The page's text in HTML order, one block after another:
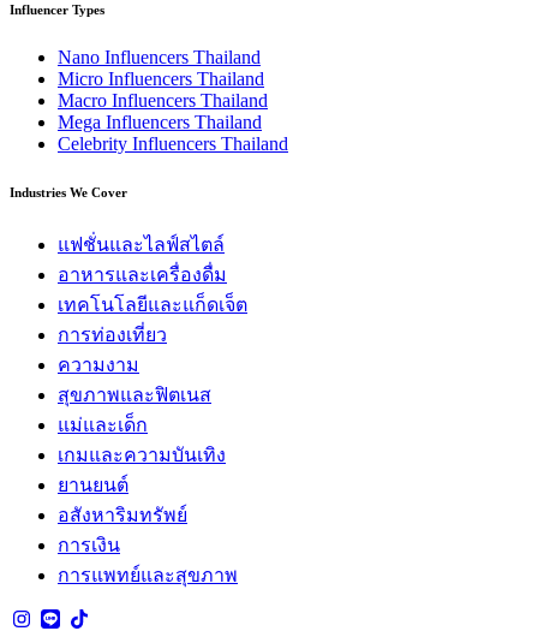
Influencer Types
Nano Influencers Thailand
Micro Influencers Thailand
Macro Influencers Thailand
Mega Influencers Thailand
Celebrity Influencers Thailand
Industries We Cover
แฟชั่นและไลฟ์สไตล์
อาหารและเครื่องดื่ม
เทคโนโลยีและแก็ดเจ็ต
การท่องเที่ยว
ความงาม
สุขภาพและฟิตเนส
แม่และเด็ก
เกมและความบันเทิง
ยานยนต์
อสังหาริมทรัพย์
การเงิน
การแพทย์และสุขภาพ